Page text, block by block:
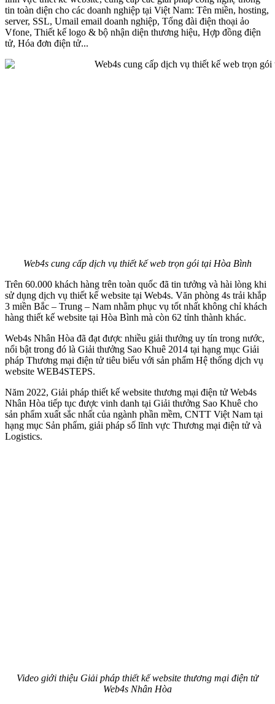
tin toàn diện cho các doanh nghiệp tại Việt Nam: Tên miền, hosting,
server, SSL, Umail email doanh nghiệp, Tổng đài điện thoại ảo
Vfone, Thiết kế logo & bộ nhận diện thương hiệu, Hợp đồng điện
tử, Hóa đơn điện tử...
Web4s cung cấp dịch vụ thiết kế web trọn gói tại Hòa Bình
Trên 60.000 khách hàng trên toàn quốc đã tin tưởng và hài lòng khi
sử dụng dịch vụ thiết kế website tại Web4s. Văn phòng 4s trải khắp
3 miền Bắc – Trung – Nam nhằm phục vụ tốt nhất không chỉ khách
hàng thiết kế website tại Hòa Bình mà còn 62 tỉnh thành khác.
Web4s Nhân Hòa đã đạt được nhiều giải thưởng uy tín trong nước,
nổi bật trong đó là Giải thưởng Sao Khuê 2014 tại hạng mục Giải
pháp Thương mại điện tử tiêu biểu với sản phẩm Hệ thống dịch vụ
website WEB4STEPS.
Năm 2022, Giải pháp thiết kế website thương mại điện tử Web4s
Nhân Hòa tiếp tục được vinh danh tại Giải thưởng Sao Khuê cho
sản phẩm xuất sắc nhất của ngành phần mềm, CNTT Việt Nam tại
hạng mục Sản phẩm, giải pháp số lĩnh vực Thương mại điện tử và
Logistics.
Video giới thiệu Giải pháp thiết kế website thương mại điện tử
Web4s Nhân Hòa